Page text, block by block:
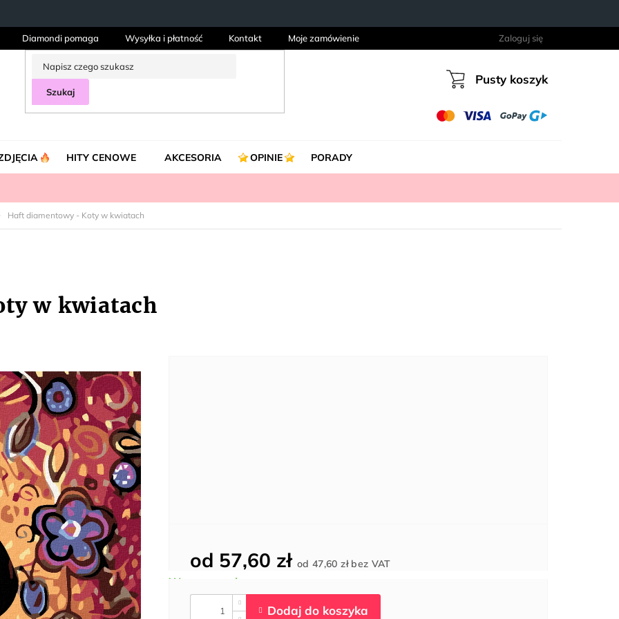
Diamondi pomaga Wysyłka i płatność Kontakt Moje zamówienie Zaloguj się
Szukaj Koszyk
Pusty koszyk
HITY CENOWE AKCESORIA OPINIE PORADY
Haft diamentowy - Koty w kwiatach
w kwiatach
od 57,60 zł od47,60 złbez VAT